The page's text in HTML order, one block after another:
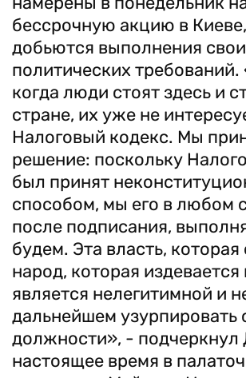
бессрочную акцию в
добьются выполнения
политических требований.
когда люди стоят здесь и
стране, их уже не
Налоговый кодекс. Мы
решение: поскольку
был принят
способом, мы его в любом
после подписания,
будем. Эта власть,
народ, которая
является нелегитимной и
дальнейшем узурпировать
должности», -
настоящее время в